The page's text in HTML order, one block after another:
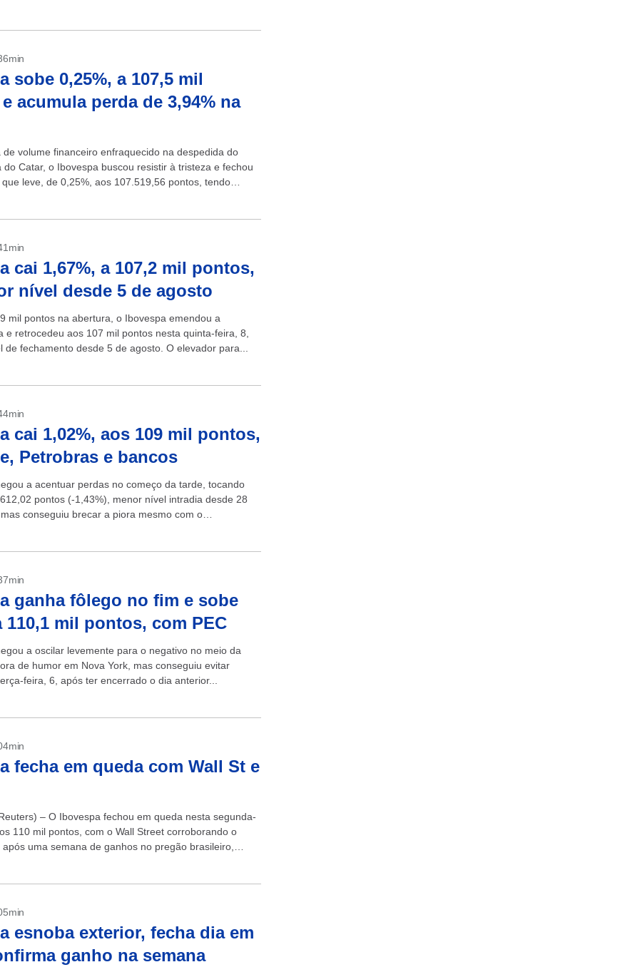
sobe 0,25%, a 107,5 mil
acumula perda de 3,94% na
de volume financeiro enfraquecido na despedida do
do Catar, o Ibovespa buscou resistir à tristeza e fechou
leve, de 0,25%, aos 107.519,56 pontos, tendo
cai 1,67%, a 107,2 mil pontos,
nível desde 5 de agosto
mil pontos na abertura, o Ibovespa emendou a
e retrocedeu aos 107 mil pontos nesta quinta-feira, 8,
de fechamento desde 5 de agosto. O elevador para...
cai 1,02%, aos 109 mil pontos,
Petrobras e bancos
a acentuar perdas no começo da tarde, tocando
pontos (-1,43%), menor nível intradia desde 28
conseguiu brecar a piora mesmo com o
ganha fôlego no fim e sobe
110,1 mil pontos, com PEC
a oscilar levemente para o negativo no meio da
de humor em Nova York, mas conseguiu evitar
feira, 6, após ter encerrado o dia anterior...
fecha em queda com Wall St e
– O Ibovespa fechou em queda nesta segunda-
110 mil pontos, com o Wall Street corroborando o
uma semana de ganhos no pregão brasileiro,
esnoba exterior, fecha dia em
ganho na semana